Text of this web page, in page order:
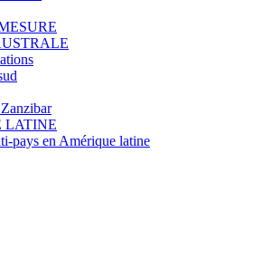
en Amérique latine